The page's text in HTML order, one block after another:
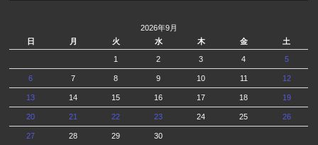
2026年9月
日
月 火 水 木 金 土
1 2 3 4 5
6 7 8 9 10 11 12
13 14 15 16 17 18 19
20 21 22 23 24 25 26
27 28 29 30